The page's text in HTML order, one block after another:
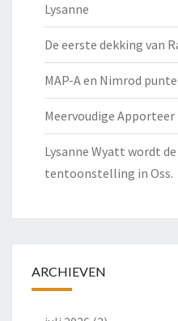
Lysanne
De eerste dekking van
MAP-A en Nimrod
Meervoudige Apporteer
Lysanne Wyatt wordt de
tentoonstelling in Oss.
ARCHIEVEN